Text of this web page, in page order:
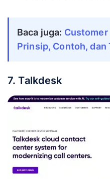
Baca juga:
Prinsip, Contoh,
7. Talkdesk